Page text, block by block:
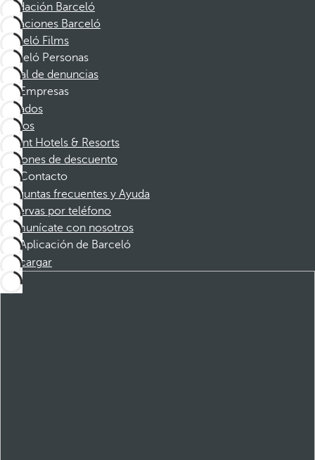
Fundación Barceló
Vacaciones Barceló
Barceló Films
Barceló Personas
Canal de denuncias
Empresas
Afiliados
Socios
Dorint Hotels & Resorts
Cupones de descuento
Contacto
Preguntas frecuentes y Ayuda
Reservas por teléfono
Comunícate con nosotros
Aplicación de Barceló
Descargar